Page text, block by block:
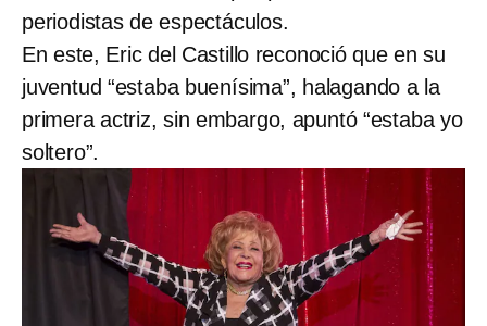
periodistas de espectáculos.
En este, Eric del Castillo reconoció que en su
juventud “estaba buenísima”, halagando a la
primera actriz, sin embargo, apuntó “estaba yo
soltero”.